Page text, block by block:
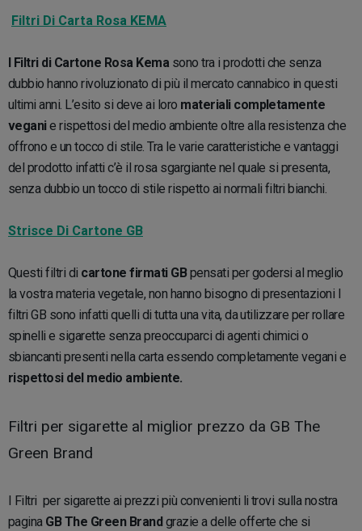
Filtri Di Carta Rosa KEMA
I Filtri di Cartone Rosa Kema sono tra i prodotti che senza
dubbio hanno rivoluzionato di più il mercato cannabico in questi
ultimi anni. L’esito si deve ai loro materiali completamente
veganie rispettosi del medio ambiente oltre alla resistenza che
offrono e un tocco di stile. Tra le varie caratteristiche e vantaggi
del prodotto infatti c’è il rosa sgargiante nel quale si presenta,
senza dubbio un tocco di stile rispetto ai normali filtri bianchi.
Strisce Di Cartone GB
Questi filtri di cartone firmati GBpensati per godersi al meglio
la vostra materia vegetale, non hanno bisogno di presentazioni I
filtri GB sono infatti quelli di tutta una vita, da utilizzare per rollare
spinelli e sigarette senza preoccuparci di agenti chimici o
sbiancanti presenti nella carta essendo completamente vegani e
rispettosi del medio ambiente.
Filtri per sigarette al miglior prezzo da GB The
Green Brand
I Filtri per sigarette ai prezzi più convenienti li trovi sulla nostra
pagina GB The Green Brandgrazie a delle offerte che si